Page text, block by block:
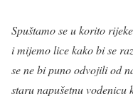
Spuštamo se u korito
i mijemo lice kako bi se
se ne bi puno odvojili od
staru napušetnu